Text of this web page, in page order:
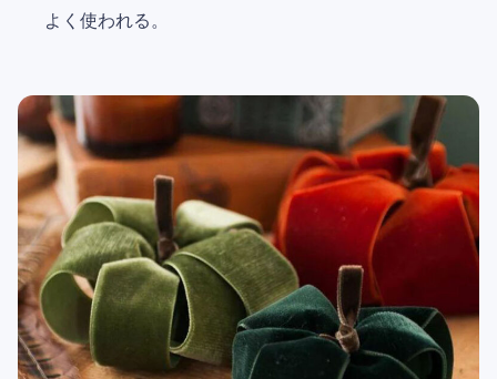
よく使われる。